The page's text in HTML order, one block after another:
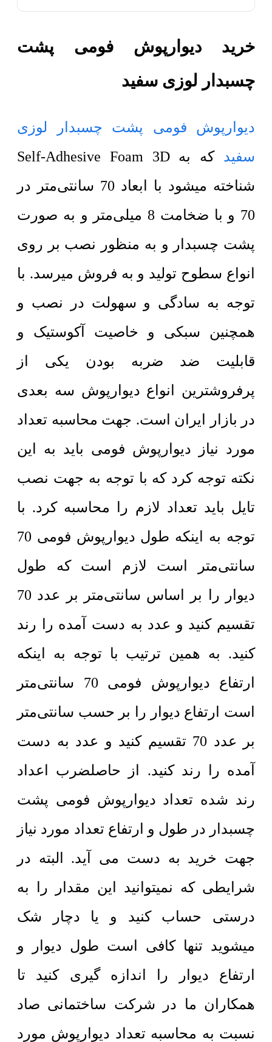
خرید دیوارپوش فومی پشت
چسبدار لوزی سفید
دیوارپوش فومی پشت چسبدار لوزی
سفید
که به Self-Adhesive Foam 3D
شناخته میشود با ابعاد 70 سانتی‌متر در
70 و با ضخامت 8 میلی‌متر و به صورت
پشت چسبدار و به منظور نصب بر روی
انواع سطوح تولید و به فروش میرسد. با
توجه به سادگی و سهولت در نصب و
همچنین سبکی و خاصیت آکوستیک و
قابلیت ضد ضربه بودن یکی از
پرفروشترین انواع دیوارپوش سه بعدی
در بازار ایران است. جهت محاسبه تعداد
مورد نیاز دیوارپوش فومی باید به این
نکته توجه کرد که با توجه به جهت نصب
تایل باید تعداد لازم را محاسبه کرد. با
توجه به اینکه طول دیوارپوش فومی 70
سانتی‌متر است لازم است که طول
دیوار را بر اساس سانتی‌متر بر عدد 70
تقسیم کنید و عدد به دست آمده را رند
کنید. به همین ترتیب با توجه به اینکه
ارتفاع دیوارپوش فومی 70 سانتی‌متر
است ارتفاع دیوار را بر حسب سانتی‌متر
بر عدد 70 تقسیم کنید و عدد به دست
آمده را رند کنید. از حاصلضرب اعداد
رند شده تعداد دیوارپوش فومی پشت
چسبدار در طول و ارتفاع تعداد مورد نیاز
جهت خرید به دست می آید. البته در
شرایطی که نمیتوانید این مقدار را به
درستی حساب کنید و یا دچار شک
میشوید تنها کافی است طول دیوار و
ارتفاع دیوار را اندازه گیری کنید تا
همکاران ما در شرکت ساختمانی صاد
نسبت به محاسبه تعداد دیوارپوش مورد